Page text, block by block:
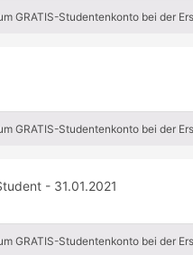
GRATIS-Studentenkonto bei der
GRATIS-Studentenkonto bei der
- 31.01.2021
GRATIS-Studentenkonto bei der